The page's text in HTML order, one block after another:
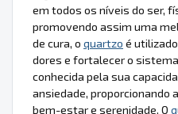
em todos os níveis do ser,
promovendo assim uma
de cura, o quartzo é
dores e fortalecer o
conhecida pela sua
ansiedade, proporcionando
bem-estar e serenidade. O